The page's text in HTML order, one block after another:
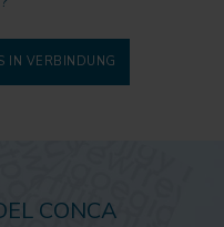
IN VERBINDUNG
CONCA